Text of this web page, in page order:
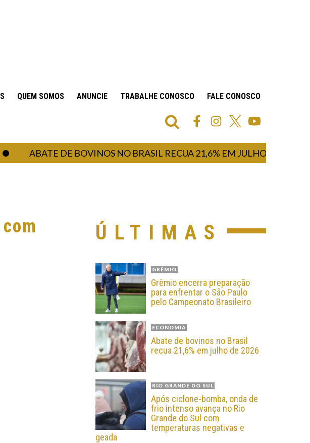
QUEM SOMOS ANUNCIE TRABALHE CONOSCO FALE CONOSCO
ABATE DE BOVINOS NO BRASIL RECUA 21,6% EM JULHO DE 2026
ÚLTIMAS
GRÊMIO
Grêmio encerra preparação
para enfrentar o São Paulo
pelo Campeonato Brasileiro
ECONOMIA
Abate de bovinos no Brasil
recua 21,6% em julho de 2026
RIO GRANDE DO SUL
Após ciclone-bomba, onda de
frio intenso avança no Rio
Grande do Sul com
temperaturas negativas e
geada